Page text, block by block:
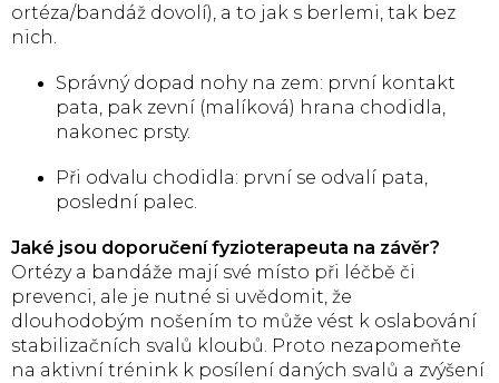
ortéza/bandáž dovolí), a to jak s berlemi, tak bez
nich.
Správný dopad nohy na zem: první kontakt
pata, pak zevní (malíková) hrana chodidla,
nakonec prsty.
Při odvalu chodidla: první se odvalí pata,
poslední palec.
Jaké jsou doporučení fyzioterapeuta na závěr?
Ortézy a bandáže mají své místo při léčbě či
prevenci, ale je nutné si uvědomit, že
dlouhodobým nošením to může vést k oslabování
stabilizačních svalů kloubů. Proto nezapomeňte
na aktivní trénink k posílení daných svalů a zvýšení